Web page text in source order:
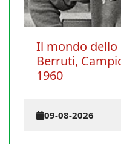
onora Livio
nel